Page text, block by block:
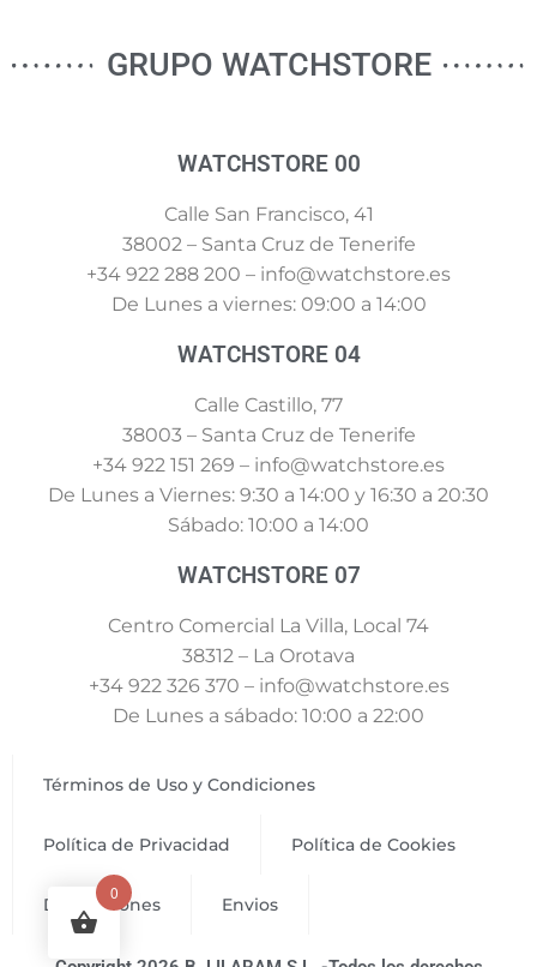
GRUPO WATCHSTORE
WATCHSTORE 00
Calle San Francisco, 41
38002 – Santa Cruz de Tenerife
+34 922 288 200 – info@watchstore.es
De Lunes a viernes: 09:00 a 14:00
WATCHSTORE 04
Calle Castillo, 77
38003 – Santa Cruz de Tenerife
+34 922 151 269 – info@watchstore.es
De Lunes a Viernes: 9:30 a 14:00 y 16:30 a 20:30
Sábado: 10:00 a 14:00
WATCHSTORE 07
Centro Comercial La Villa, Local 74
38312 – La Orotava
+34 922 326 370 – info@watchstore.es
De Lunes a sábado: 10:00 a 22:00
Términos de Uso y Condiciones
Política de Privacidad Política de Cookies
Devoluciones Envios
0